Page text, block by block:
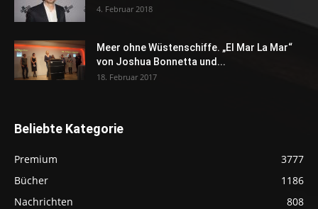
4. Februar 2018
Meer ohne Wüstenschiffe. „El Mar La Mar“
von Joshua Bonnetta und...
18. Februar 2017
Beliebte Kategorie
Premium
3777
Bücher
1186
Nachrichten
808